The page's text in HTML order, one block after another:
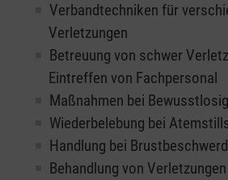
Verbandtechniken für
Verletzungen
Betreuung von schwer
Eintreffen von Fachpersonal
Maßnahmen bei
Wiederbelebung bei
Handlung bei
Behandlung von Verletzungen